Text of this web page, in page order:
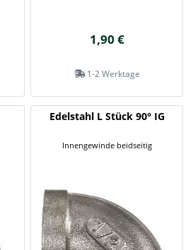
1,90 €
1-2 Werktage
Edelstahl L Stück 90° IG
Innengewinde beidseitig